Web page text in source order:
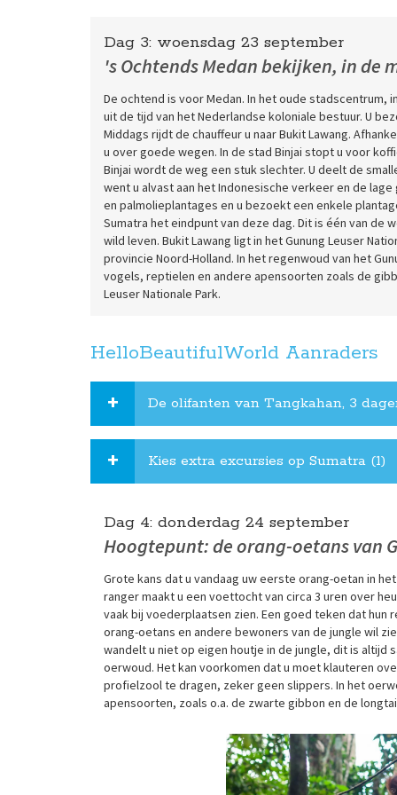
Dag 3: woensdag 23 september
's Ochtends Medan bekijken, in de
De ochtend is voor Medan. In het oude stadscentrum,
uit de tijd van het Nederlandse koloniale bestuur. U
Middags rijdt de chauffeur u naar Bukit Lawang.
u over goede wegen. In de stad Binjai stopt u voor
Binjai wordt de weg een stuk slechter. U deelt de
went u alvast aan het Indonesische verkeer en de
en palmolieplantages en u bezoekt een enkele
Sumatra het eindpunt van deze dag. Dit is één van
wild leven. Bukit Lawang ligt in het Gunung Leuser
provincie Noord-Holland. In het regenwoud van het
vogels, reptielen en andere apensoorten zoals de
Leuser Nationale Park.
HelloBeautifulWorld Aanraders
De olifanten van Tangkahan, 3
Kies extra excursies op Sumatra (1)
Dag 4: donderdag 24 september
Hoogtepunt: de orang-oetans van
Grote kans dat u vandaag uw eerste orang-oetan in
ranger maakt u een voettocht van circa 3 uren over
vaak bij voederplaatsen zien. Een goed teken dat hun
orang-oetans en andere bewoners van de jungle wil
wandelt u niet op eigen houtje in de jungle, dit is altijd
oerwoud. Het kan voorkomen dat u moet klauteren
profielzool te dragen, zeker geen slippers. In het
apensoorten, zoals o.a. de zwarte gibbon en de